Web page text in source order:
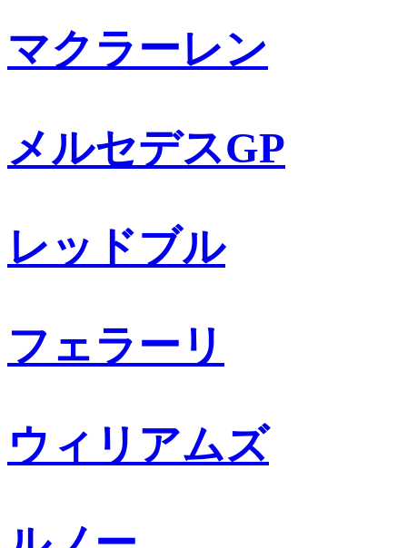
マクラーレン
メルセデスGP
レッドブル
フェラーリ
ウィリアムズ